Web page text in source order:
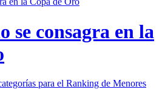
se consagra en la